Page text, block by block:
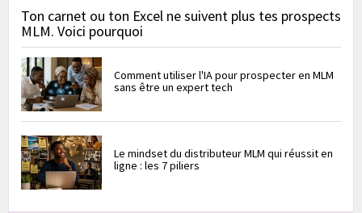
Ton carnet ou ton Excel ne suivent plus tes prospects
MLM. Voici pourquoi
Comment utiliser l'IA pour prospecter en MLM
sans être un expert tech
Le mindset du distributeur MLM qui réussit en
ligne : les 7 piliers